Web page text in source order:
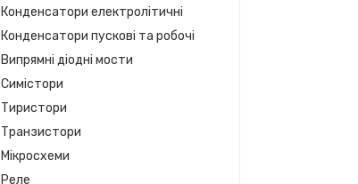
Конденсатори електролітичні
Конденсатори пускові та робочі
Випрямні діодні мости
Симістори
Тиристори
Транзистори
Мікросхеми
Реле